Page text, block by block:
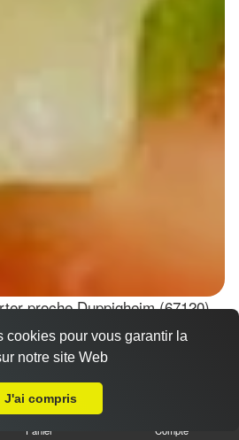
proche Duppigheim (67120)
Panier Compte
cookies pour vous garantir la
notre site Web
J'ai compris